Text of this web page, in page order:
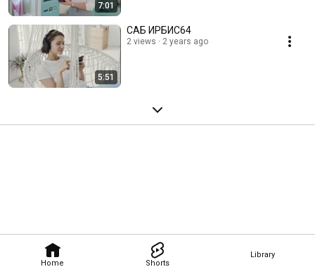
Home Shorts
Library
7:01
5:51
САБ ИРБИС64
2 views 2 years ago